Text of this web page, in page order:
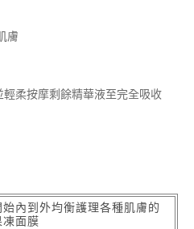
膚
柔按摩剩餘精華液至完全吸收
內到外均衡護理各種肌膚的
面膜